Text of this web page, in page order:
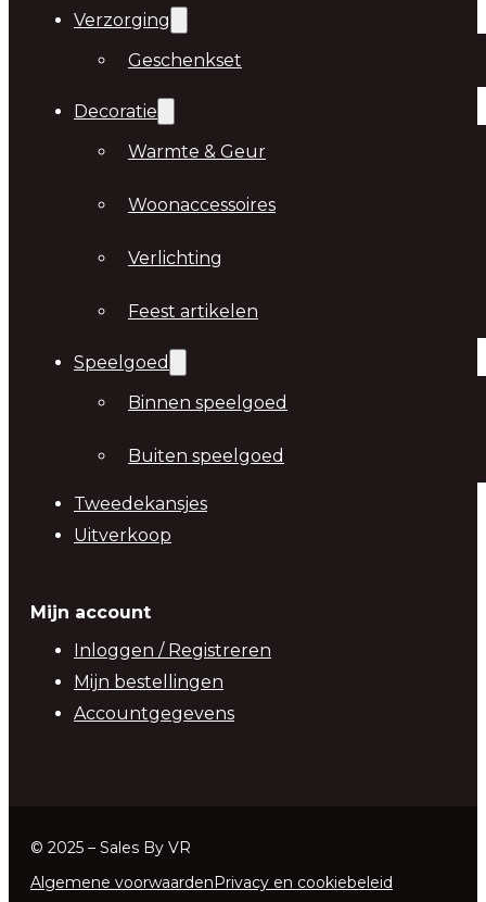
Verzorging
Geschenkset
Decoratie
Warmte & Geur
Woonaccessoires
Verlichting
Feest artikelen
Speelgoed
Binnen speelgoed
Buiten speelgoed
Tweedekansjes
Uitverkoop
Mijn account
Inloggen / Registreren
Mijn bestellingen
Accountgegevens
© 2025 – Sales By VR
Algemene voorwaarden Privacy en cookiebeleid